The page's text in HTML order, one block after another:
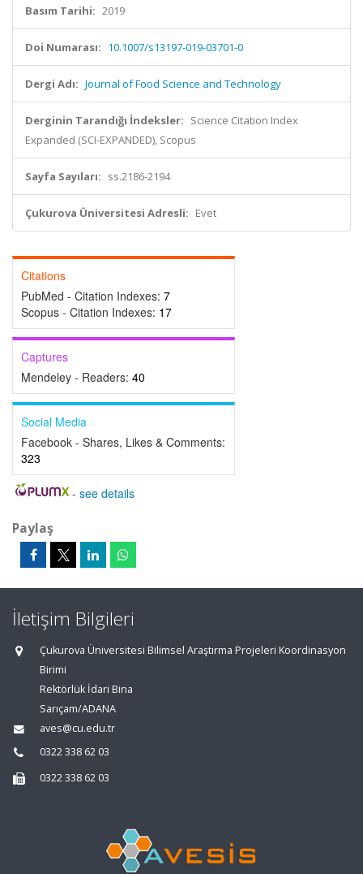
Basım Tarihi: 2019
Doi Numarası: 10.1007/s13197-019-03701-0
Dergi Adı: Journal of Food Science and Technology
Derginin Tarandığı İndeksler: Science Citation Index
Expanded (SCI-EXPANDED), Scopus
Sayfa Sayıları: ss.2186-2194
Çukurova Üniversitesi Adresli: Evet
Citations
PubMed - Citation Indexes: 7
Scopus - Citation Indexes: 17
Captures
Mendeley - Readers: 40
Social Media
Facebook - Shares, Likes & Comments:
323
- see details
Paylaş
İletişim Bilgileri
Çukurova Üniversitesi Bilimsel Araştırma Projeleri Koordinasyon
Birimi
Rektörlük İdari Bina
Sarıçam/ADANA
aves@cu.edu.tr
0322 338 62 03
0322 338 62 03